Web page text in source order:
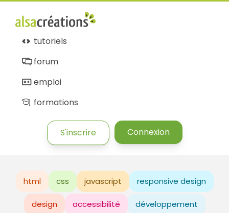
tutoriels
forum
emploi
formations
S'inscrire Connexion
html css javascript responsive design
design accessibilité développement